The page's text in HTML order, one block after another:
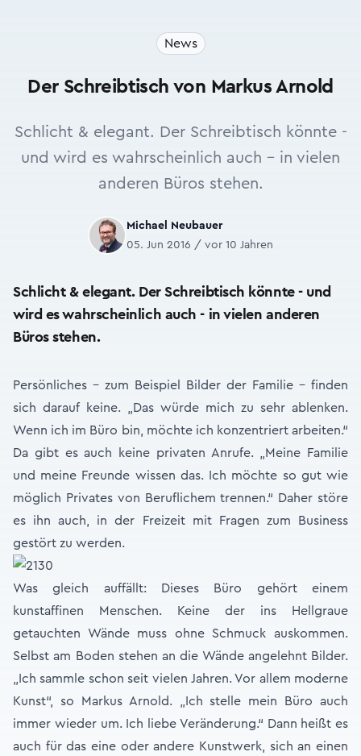
News
Der Schreibtisch von Markus Arnold
Schlicht & elegant. Der Schreibtisch könnte -
und wird es wahrscheinlich auch - in vielen
anderen Büros stehen.
Michael Neubauer
05. Jun 2016 / vor 10 Jahren
Schlicht & elegant. Der Schreibtisch könnte - und
wird es wahrscheinlich auch - in vielen anderen
Büros stehen.
Persönliches - zum Beispiel Bilder der Familie - finden
sich darauf keine. „Das würde mich zu sehr ablenken.
Wenn ich im Büro bin, möchte ich konzentriert arbeiten.“
Da gibt es auch keine privaten Anrufe. „Meine Familie
und meine Freunde wissen das. Ich möchte so gut wie
möglich Privates von Beruflichem trennen.“ Daher störe
es ihn auch, in der Freizeit mit Fragen zum Business
gestört zu werden.
Was gleich auffällt: Dieses Büro gehört einem
kunstaffinen Menschen. Keine der ins Hellgraue
getauchten Wände muss ohne Schmuck auskommen.
Selbst am Boden stehen an die Wände angelehnt Bilder.
„Ich sammle schon seit vielen Jahren. Vor allem moderne
Kunst“, so Markus Arnold. „Ich stelle mein Büro auch
immer wieder um. Ich liebe Veränderung.“ Dann heißt es
auch für das eine oder andere Kunstwerk, sich an einen